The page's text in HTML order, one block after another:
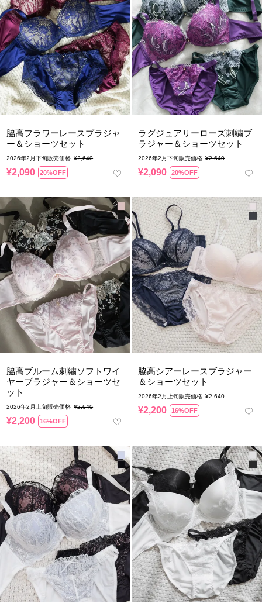
脇高フラワーレースブラジャ
ー＆ショーツセット
2026年2月下旬販売価格 ¥2,640
¥2,090 20%OFF
ラグジュアリーローズ刺繍ブ
ラジャー＆ショーツセット
2026年2月下旬販売価格 ¥2,640
¥2,090 20%OFF
脇高ブルーム刺繍ソフトワイ
ヤーブラジャー＆ショーツセ
ット
2026年2月上旬販売価格 ¥2,640
¥2,200 16%OFF
脇高シアーレースブラジャー
＆ショーツセット
2026年2月上旬販売価格 ¥2,640
¥2,200 16%OFF